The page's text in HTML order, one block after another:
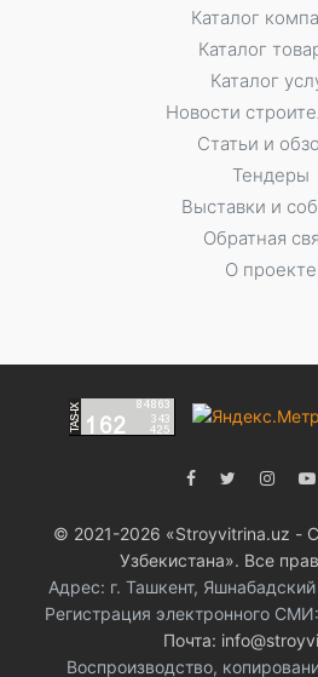
Каталог
Каталог
Каталог
Новости
Статьи и
Тендеры
Выставки и
Обратная
О проекте
© 2021-2026 «Stroyvitrina.uz -
Узбекистана». Все
Адрес: г. Ташкент,
Регистрация электронного
Почта:
Воспроизводство,